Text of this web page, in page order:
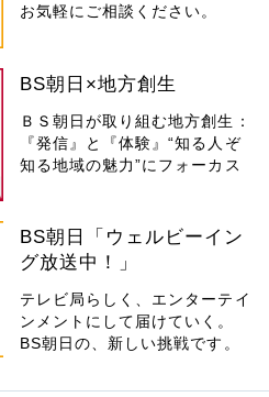
お気軽にご相談ください。
BS朝日×地方創生
ＢＳ朝日が取り組む地方創生：
『発信』と『体験』“知る人ぞ
知る地域の魅力”にフォーカス
BS朝日「ウェルビーイン
グ放送中！」
テレビ局らしく、エンターテイ
ンメントにして届けていく。
BS朝日の、新しい挑戦です。